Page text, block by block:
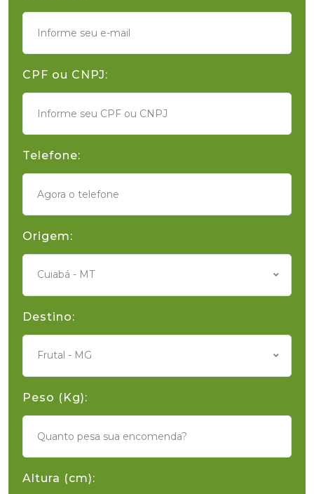
CPF ou CNPJ:
Telefone:
Origem:
Cuiabá - MT
Destino:
Frutal - MG
Peso (Kg):
Altura (cm):